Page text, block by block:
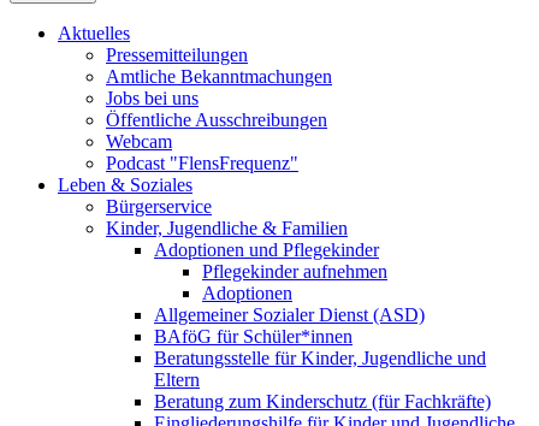
Aktuelles
Pressemitteilungen
Amtliche Bekanntmachungen
Jobs bei uns
Öffentliche Ausschreibungen
Webcam
Podcast "FlensFrequenz"
Leben & Soziales
Bürgerservice
Kinder, Jugendliche & Familien
Adoptionen und Pflegekinder
Pflegekinder aufnehmen
Adoptionen
Allgemeiner Sozialer Dienst (ASD)
BAföG für Schüler*innen
Beratungsstelle für Kinder, Jugendliche und
Eltern
Beratung zum Kinderschutz (für Fachkräfte)